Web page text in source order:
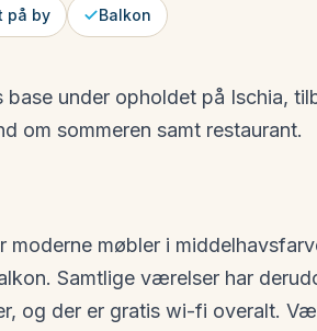
på by Balkon
base under opholdet på Ischia,
om sommeren samt restaurant.
moderne møbler i
Samtlige værelser har
og der er gratis wi-fi overalt.